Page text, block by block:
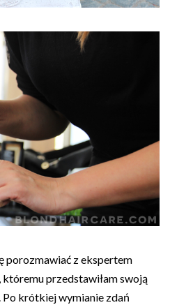
porozmawiać z ekspertem
przedstawiłam swoją
krótkiej wymianie zdań